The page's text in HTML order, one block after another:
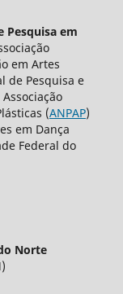
Pesquisa em
em Artes
de Pesquisa e
Associação
(ANPAP)
em Dança
Federal do
Norte